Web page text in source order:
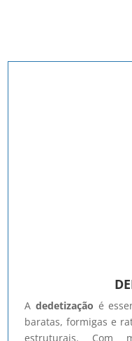
A dedetização é
baratas, formigas e
estruturais. Com